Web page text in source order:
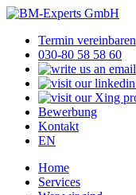
Termin vereinbaren
030-80 58 58 60
Bewerbung
Kontakt
EN
Home
Services